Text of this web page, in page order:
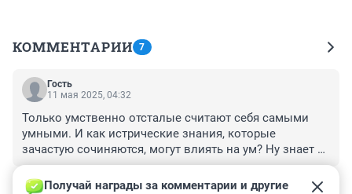
КОММЕНТАРИИ 7
Гость
11 мая 2025, 04:32
Только умственно отсталые считают себя самыми
умными. И как истрические знания, которые
зачастую сочиняются, могут влиять на ум? Ну знает
некто что у третьей жены Тутанхамона ожерелье
было из кварца, а сам "трем собакам щей не
Получай награды за комментарии и другие